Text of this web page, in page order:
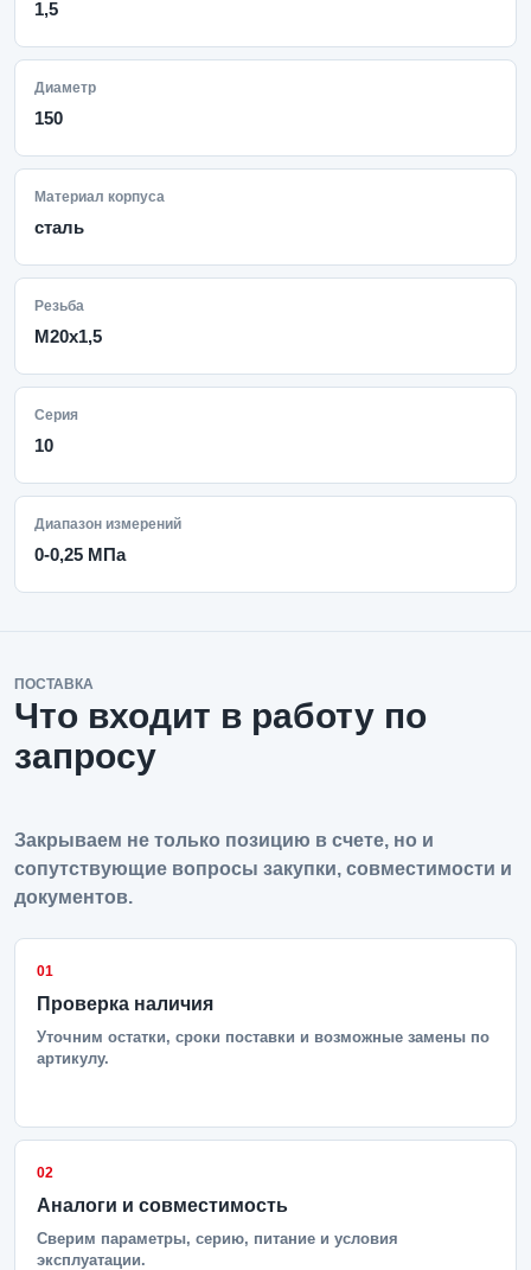
1,5
Диаметр
150
Материал корпуса
сталь
Резьба
M20x1,5
Серия
10
Диапазон измерений
0-0,25 МПа
ПОСТАВКА
Что входит в работу по
запросу
Закрываем не только позицию в счете, но и
сопутствующие вопросы закупки, совместимости и
документов.
01
Проверка наличия
Уточним остатки, сроки поставки и возможные замены по
артикулу.
02
Аналоги и совместимость
Сверим параметры, серию, питание и условия
эксплуатации.